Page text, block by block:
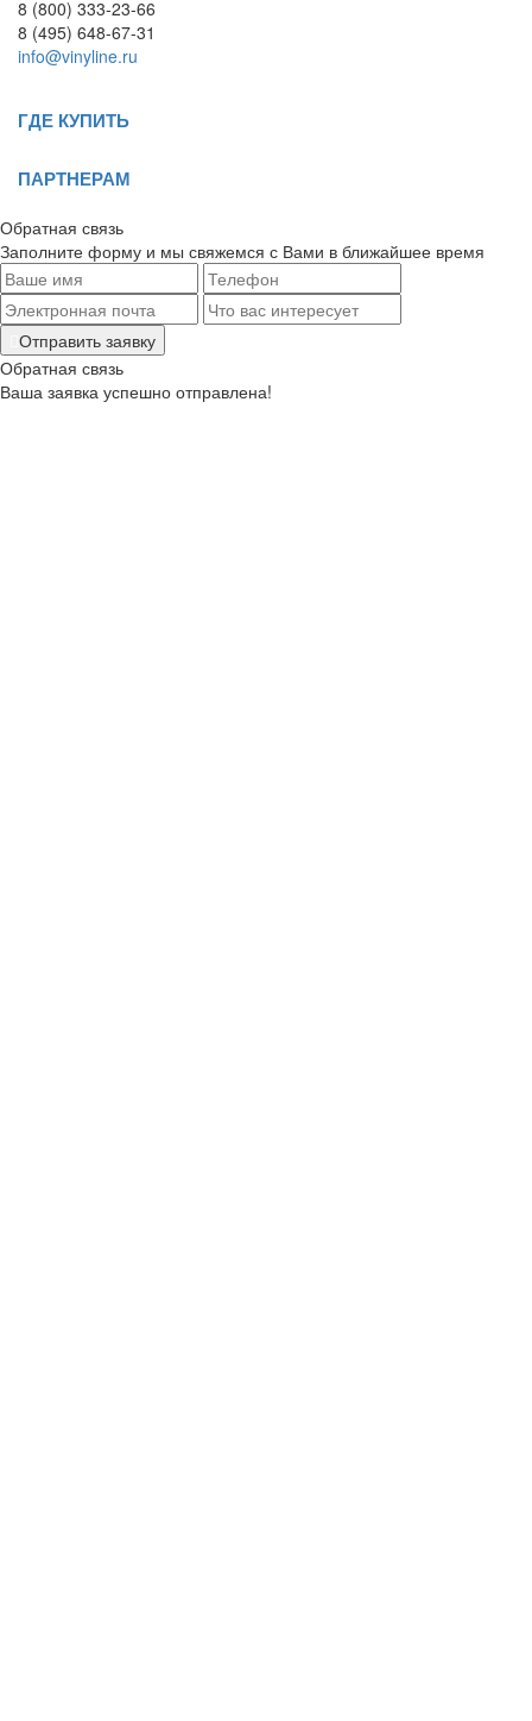
8 (800) 333-23-66
8 (495) 648-67-31
info@vinyline.ru
ГДЕ КУПИТЬ
ПАРТНЕРАМ
Обратная связь
Заполните форму и мы свяжемся с Вами в ближайшее время
Отправить заявку
Обратная связь
Ваша заявка успешно отправлена!